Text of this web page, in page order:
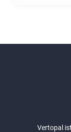
Vertopal